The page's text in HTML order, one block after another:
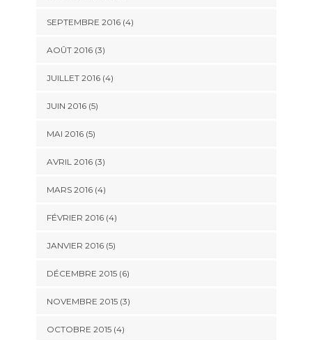
SEPTEMBRE 2016(4)
AOÛT 2016(3)
JUILLET 2016(4)
JUIN 2016(5)
MAI 2016(5)
AVRIL 2016(3)
MARS 2016(4)
FÉVRIER 2016(4)
JANVIER 2016(5)
DÉCEMBRE 2015(6)
NOVEMBRE 2015(3)
OCTOBRE 2015(4)